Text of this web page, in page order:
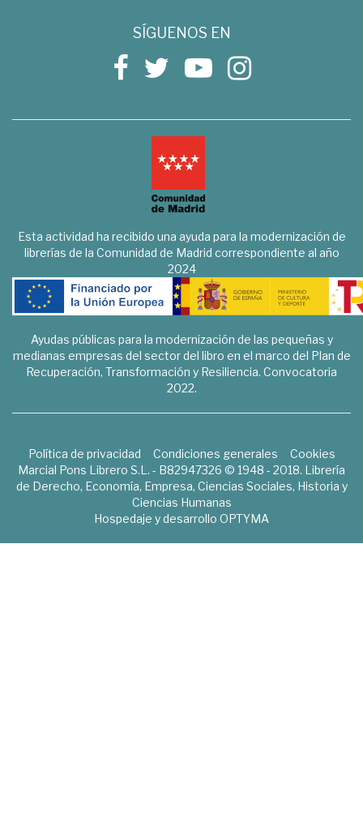
SÍGUENOS EN
Esta actividad ha recibido una ayuda para la modernización de
librerías de la Comunidad de Madrid correspondiente al año
2024
Ayudas públicas para la modernización de las pequeñas y
medianas empresas del sector del libro en el marco del Plan de
Recuperación, Transformación y Resiliencia. Convocatoria
2022.
Política de privacidad Condiciones generales
Cookies
Marcial Pons Librero S.L. - B82947326 © 1948 - 2018. Librería
de Derecho, Economía, Empresa, Ciencias Sociales, Historia y
Ciencias Humanas
Hospedaje y desarrollo OPTYMA